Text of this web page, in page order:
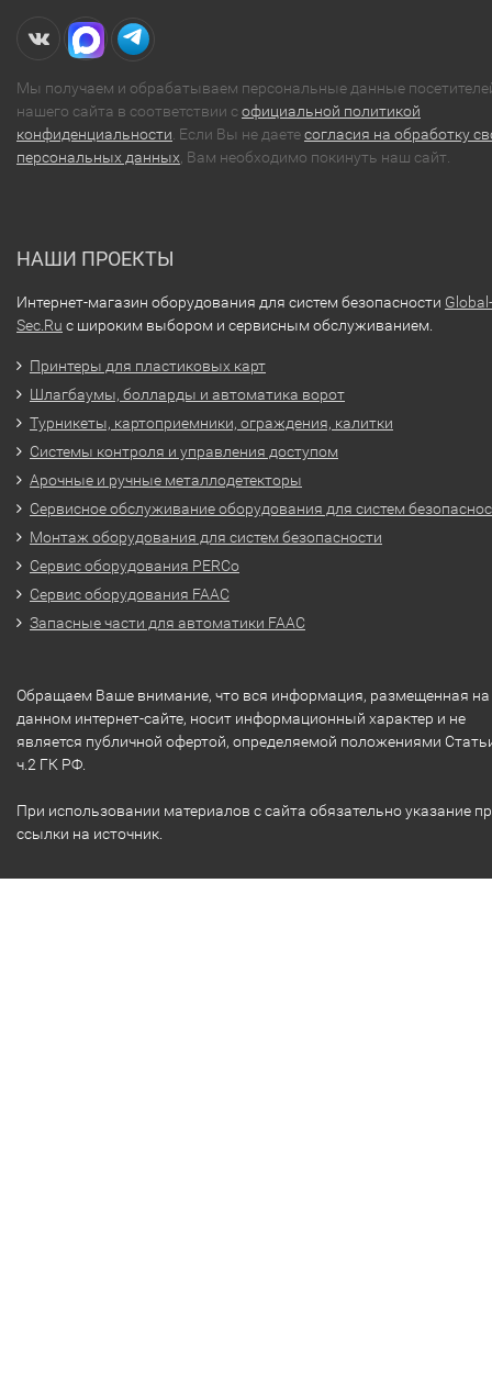
Мы получаем и обрабатываем персональные данные
нашего сайта в соответствии софициальной политикой
конфиденциальности . Если Вы не даетесогласия на обработку
персональных данных , Вам необходимо покинуть наш сайт.
НАШИ ПРОЕКТЫ
Интернет-магазин оборудования для систем безопасности Global-
Sec.Ru с широким выбором и сервисным обслуживанием.
Принтеры для пластиковых карт
Шлагбаумы, болларды и автоматика ворот
Турникеты, картоприемники, ограждения, калитки
Системы контроля и управления доступом
Арочные и ручные металлодетекторы
Сервисное обслуживание оборудования для систем
Монтаж оборудования для систем безопасности
Сервис оборудования PERCo
Сервис оборудования FAAC
Запасные части для автоматики FAAC
Обращаем Ваше внимание, что вся информация, размещенная на
данном интернет-сайте, носит информационный характер и не
является публичной офертой, определяемой положениями
ч.2 ГК РФ.
При использовании материалов с сайта обязательно указание
ссылки на источник.